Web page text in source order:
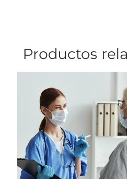
Productos